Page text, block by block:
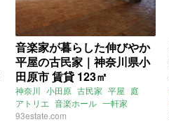
音楽家が暮らした伸びやか
平屋の古民家｜神奈川県小
田原市 賃貸 123㎡
神奈川 小田原 古民家 平屋 庭
アトリエ 音楽ホール 一軒家
大家女子
93estate.com